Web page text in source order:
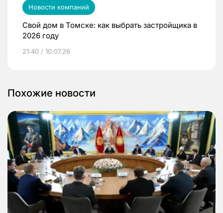
Новости компаний
Свой дом в Томске: как выбрать застройщика в
2026 году
21:40 / 10.07.26
Похожие новости